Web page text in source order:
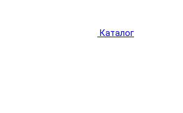
Каталог